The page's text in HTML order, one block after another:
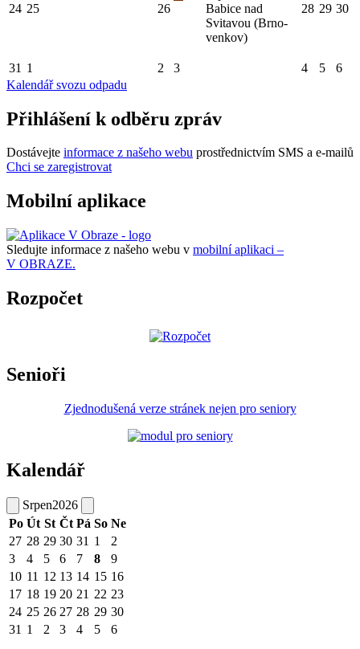
24 25 26
Babice nad
Svitavou (Brno-
venkov)
28 29 30
31 1 2 3 4 5
6
Kalendář svozu odpadu
Přihlášení k odběru zpráv
Dostávejte informace z našeho webu prostřednictvím SMS a e-mailů
Chci se zaregistrovat
Mobilní aplikace
Sledujte informace z našeho webu v mobilní aplikaci –
V OBRAZE.
Rozpočet
Senioři
Zjednodušená verze stránek nejen pro seniory
Kalendář
Srpen2026
Po Út St Čt Pá So Ne
27 28 29 30 31 1
2
3
4 5 6 7 8
9
10 11 12 13 14 15 16
17 18 19 20 21 22 23
24 25 26 27 28 29 30
31 1 2 3 4 5 6